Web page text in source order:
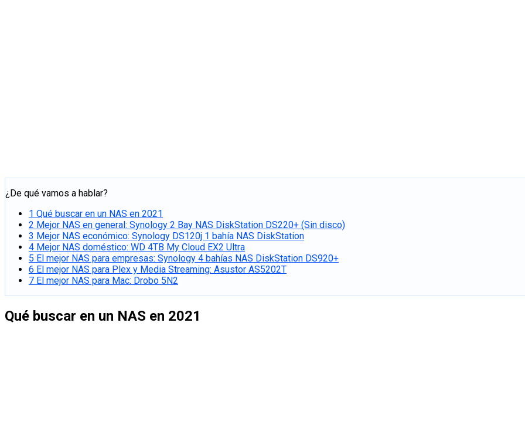
¿De qué vamos a hablar?
1 Qué buscar en un NAS en 2021
2 Mejor NAS en general: Synology 2 Bay NAS DiskStation DS220+ (Sin disco)
3 Mejor NAS económico: Synology DS120j 1 bahía NAS DiskStation
4 Mejor NAS doméstico: WD 4TB My Cloud EX2 Ultra
5 El mejor NAS para empresas: Synology 4 bahías NAS DiskStation DS920+
6 El mejor NAS para Plex y Media Streaming: Asustor AS5202T
7 El mejor NAS para Mac: Drobo 5N2
Qué buscar en un NAS en 2021